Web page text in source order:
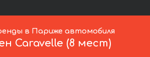
в Париже автомобиля
Caravelle (8 мест)